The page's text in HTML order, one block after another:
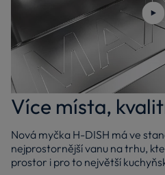
Více místa,
Nová myčka H-DISH má ve
nejprostornější vanu na trhu,
prostor i pro to největší